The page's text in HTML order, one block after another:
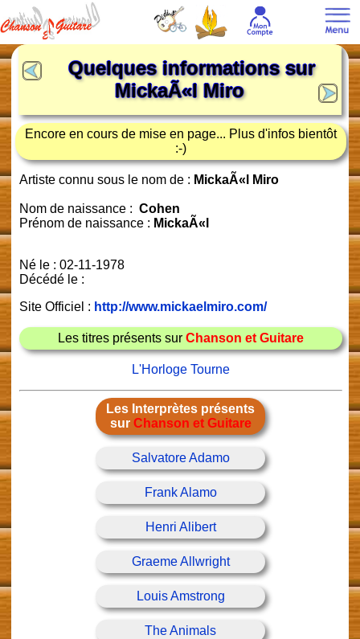
Quelques informations sur
MickaÃ«l Miro
Encore en cours de mise en page... Plus d'infos bientôt
:-)
Artiste connu sous le nom de : MickaÃ«l Miro
Nom de naissance : Cohen
Prénom de naissance : MickaÃ«l
Né le : 02-11-1978
Décédé le :
Site Officiel : http://www.mickaelmiro.com/
Les titres présents sur Chanson et Guitare
L'Horloge Tourne
Les Interprètes présents
sur Chanson et Guitare
Salvatore Adamo
Frank Alamo
Henri Alibert
Graeme Allwright
Louis Amstrong
The Animals